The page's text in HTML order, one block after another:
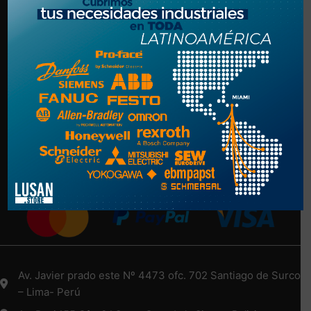
Politica de Privacidad
Términos y Condiciones
NUESTRA EMPRESA
Nosotros
Más Información Aquí
Medios de Pago
Av. Javier prado este Nº 4473 ofc. 702 Santiago de Surco
– Lima- Perú